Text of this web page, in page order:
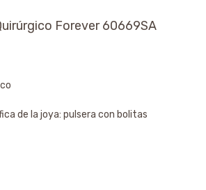
Forever 60669SA
de la joya: pulsera con bolitas